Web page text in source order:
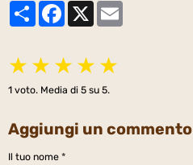
PartagerFacebook
X
★ ★ ★ ★ ★
1 voto. Media di 5 su 5.
Aggiungi un commento
Il tuo nome